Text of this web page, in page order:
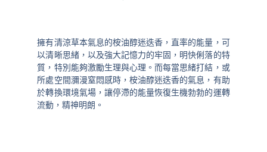
擁有清涼草本氣息的桉油醇迷迭香，直率的能量，可
以清晰思緒，以及強大記憶力的牢固，明快俐落的特
質，特別能夠激勵生理與心理。而每當思緒打結，或
所處空間瀰漫窒悶感時，桉油醇迷迭香的氣息，有助
於轉換環境氣場，讓停滯的能量恢復生機勃勃的運轉
流動，精神明朗。